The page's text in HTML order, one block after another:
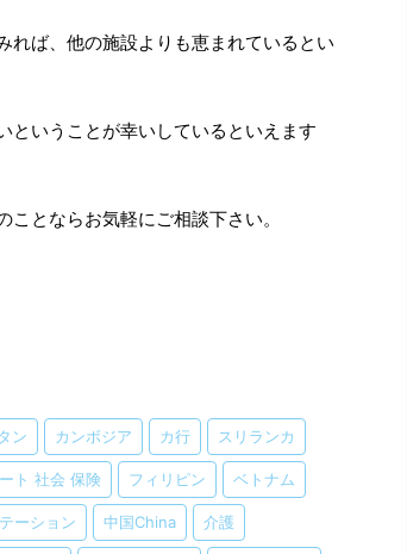
れば、他の施設よりも恵まれているとい
ということが幸いしているといえます
とならお気軽にご相談下さい。
ン カンボジア カ行 スリランカ
ト 社会 保険 フィリピン ベトナム
ーション 中国China 介護